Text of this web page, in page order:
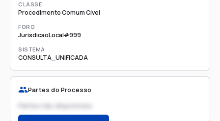
CLASSE
Procedimento Comum Cível
FORO
JurisdicaoLocal#999
SISTEMA
CONSULTA_UNIFICADA
Partes do Processo
Partes não disponíveis